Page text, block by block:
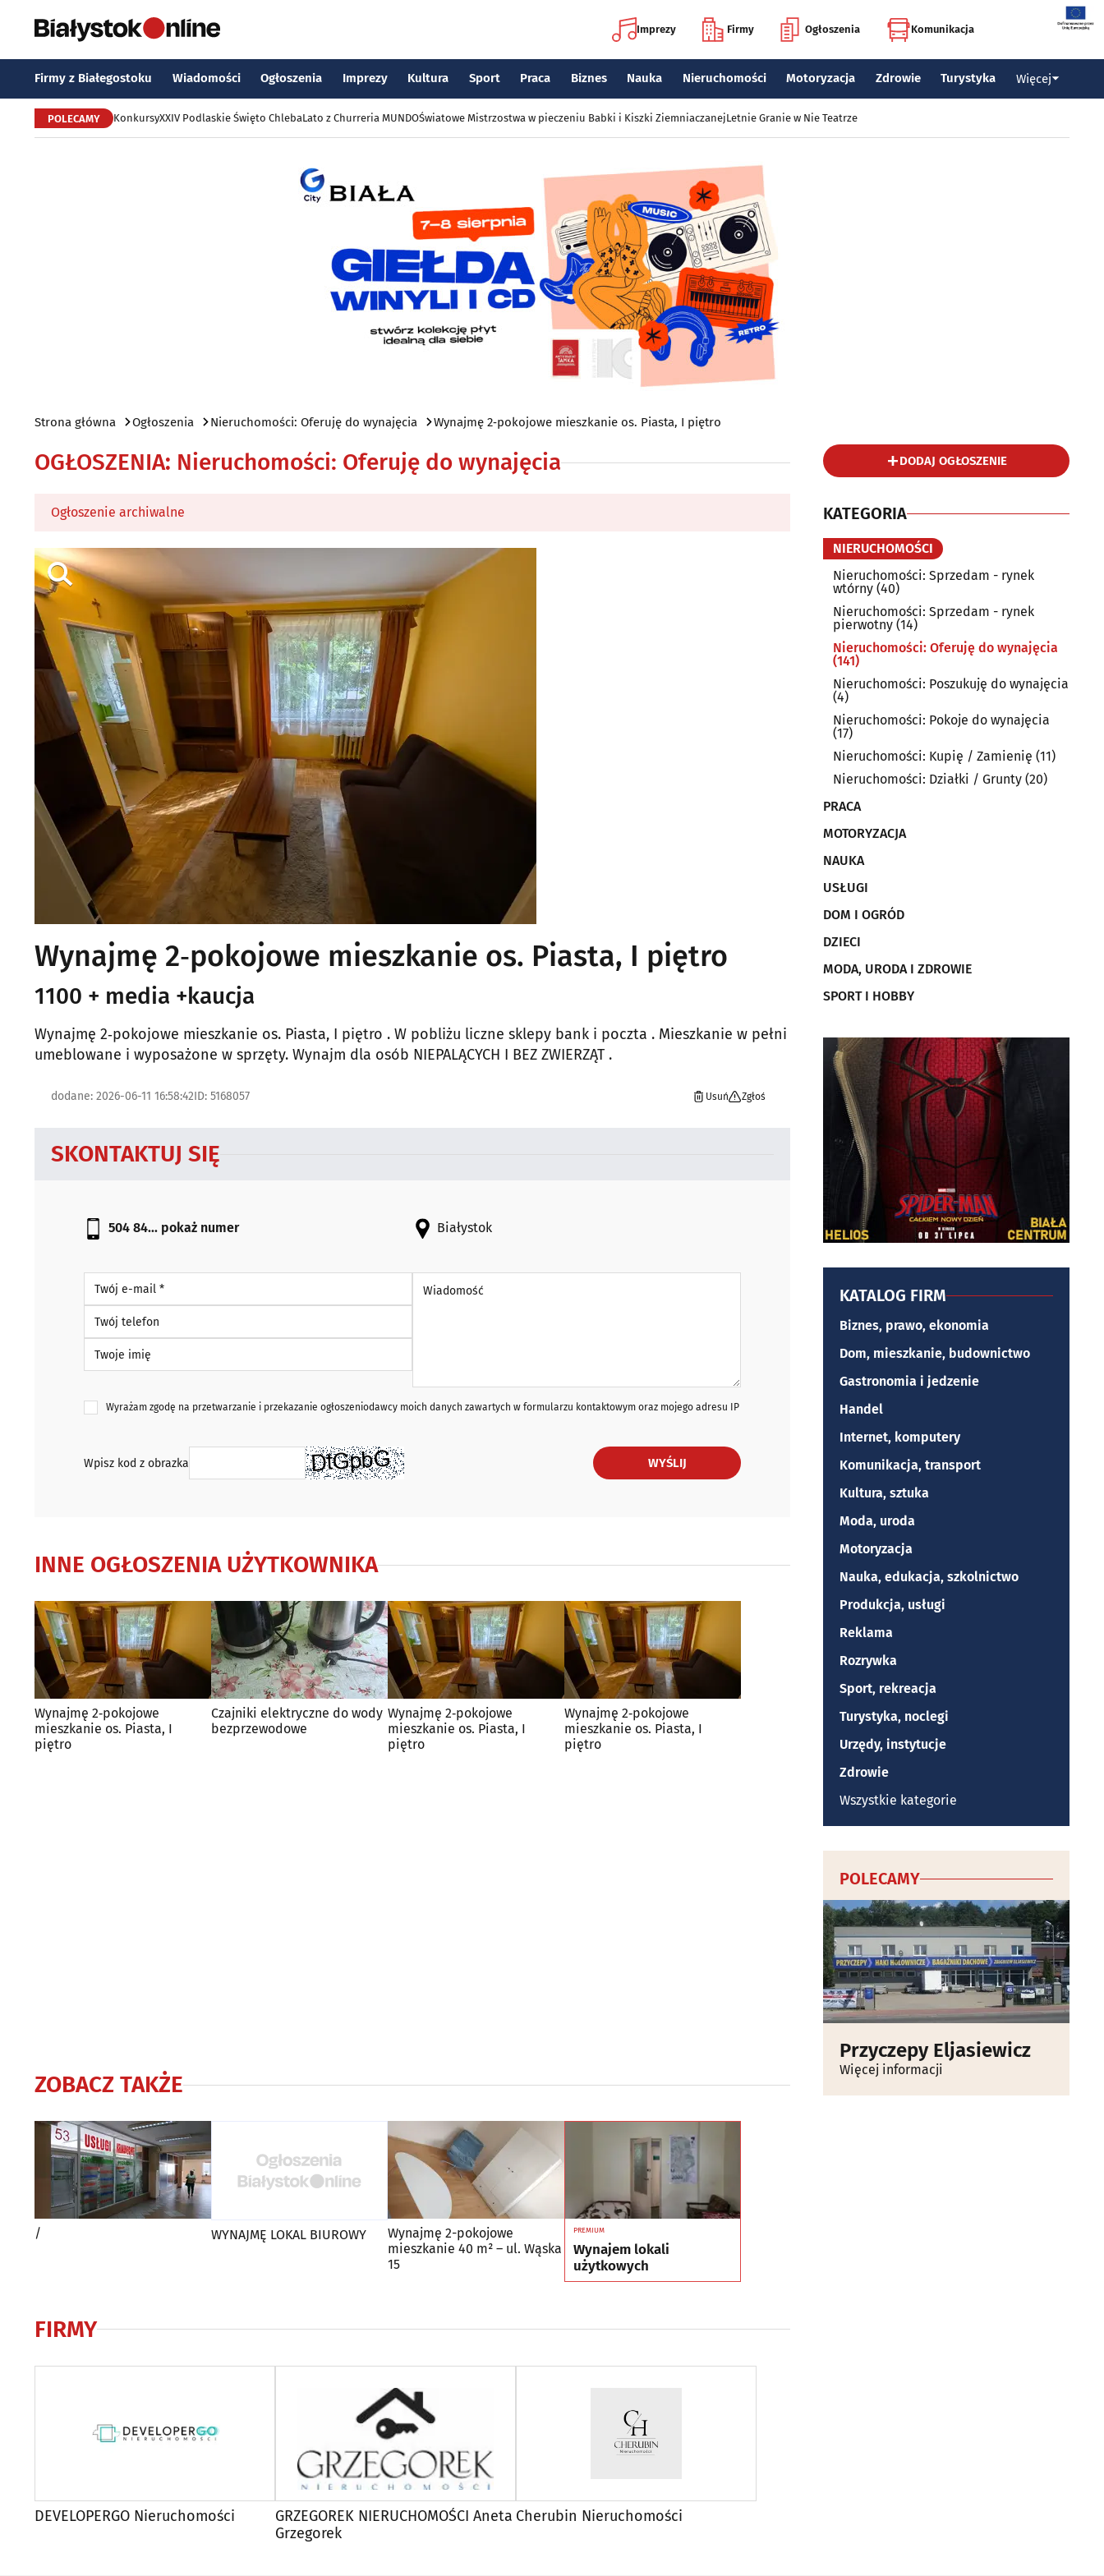
Imprezy Firmy Ogłoszenia Komunikacja
Firmy z Białegostoku Wiadomości Ogłoszenia Imprezy Kultura Sport Praca Biznes Nauka Nieruchomości Motoryzacja Zdrowie Turystyka Więcej
POLECAMY KonkursyXXIV Podlaskie Święto ChlebaLato z Churreria MUNDOŚwiatowe Mistrzostwa w pieczeniu Babki i Kiszki ZiemniaczanejLetnie Granie w Nie Teatrze
Strona główna Ogłoszenia Nieruchomości: Oferuję do wynajęcia Wynajmę 2‑pokojowe mieszkanie os. Piasta, I piętro
OGŁOSZENIA: Nieruchomości: Oferuję do wynajęcia
Ogłoszenie archiwalne
Wynajmę 2‑pokojowe mieszkanie os. Piasta, I piętro
1100 + media +kaucja
Wynajmę 2‑pokojowe mieszkanie os. Piasta, I piętro . W pobliżu liczne sklepy bank i poczta . Mieszkanie w pełni
umeblowane i wyposażone w sprzęty. Wynajm dla osób NIEPALĄCYCH I BEZ ZWIERZĄT .
dodane: 2026-06-11 16:58:42ID: 5168057 Usuń Zgłoś
SKONTAKTUJ SIĘ
504 84... pokaż numer Białystok
Wyrażam zgodę na przetwarzanie i przekazanie ogłoszeniodawcy moich danych zawartych w formularzu kontaktowym oraz mojego adresu IP
Wpisz kod z obrazka WYŚLIJ
INNE OGŁOSZENIA UŻYTKOWNIKA
Wynajmę 2‑pokojowe
mieszkanie os. Piasta, I
piętro
Czajniki elektryczne do wody
bezprzewodowe
Wynajmę 2‑pokojowe
mieszkanie os. Piasta, I
piętro
Wynajmę 2‑pokojowe
mieszkanie os. Piasta, I
piętro
ZOBACZ TAKŻE
/ WYNAJMĘ LOKAL BIUROWY
Wynajmę 2-pokojowe
mieszkanie 40 m² – ul. Wąska
15
PREMIUM
Wynajem lokali
użytkowych
FIRMY
DEVELOPERGO Nieruchomości
GRZEGOREK NIERUCHOMOŚCI Aneta
Grzegorek
Cherubin Nieruchomości
DODAJ OGŁOSZENIE
KATEGORIA
NIERUCHOMOŚCI
Nieruchomości: Sprzedam - rynek
wtórny (40)
Nieruchomości: Sprzedam - rynek
pierwotny (14)
Nieruchomości: Oferuję do wynajęcia
(141)
Nieruchomości: Poszukuję do wynajęcia
(4)
Nieruchomości: Pokoje do wynajęcia
(17)
Nieruchomości: Kupię / Zamienię (11)
Nieruchomości: Działki / Grunty (20)
PRACA
MOTORYZACJA
NAUKA
USŁUGI
DOM I OGRÓD
DZIECI
MODA, URODA I ZDROWIE
SPORT I HOBBY
KATALOG FIRM
Biznes, prawo, ekonomia
Dom, mieszkanie, budownictwo
Gastronomia i jedzenie
Handel
Internet, komputery
Komunikacja, transport
Kultura, sztuka
Moda, uroda
Motoryzacja
Nauka, edukacja, szkolnictwo
Produkcja, usługi
Reklama
Rozrywka
Sport, rekreacja
Turystyka, noclegi
Urzędy, instytucje
Zdrowie
Wszystkie kategorie
POLECAMY
Przyczepy Eljasiewicz
Więcej informacji